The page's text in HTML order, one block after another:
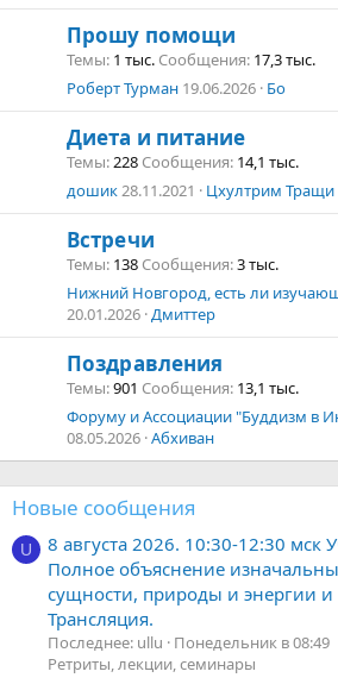
Прошу помощи
Темы 1 тыс. Сообщения 17,3 тыс.
Роберт Турман 19.06.2026 Бо
Диета и питание
Темы 228 Сообщения 14,1 тыс.
дошик28.11.2021 Цхултрим Тращи
Встречи
Темы 138 Сообщения 3 тыс.
Нижний Новгород, есть ли
20.01.2026 Дмиттер
Поздравления
Темы 901 Сообщения 13,1 тыс.
Форуму и Ассоциации "Буддизм в
08.05.2026 Абхиван
Новые сообщения
U
8 августа 2026. 10:30-12:30 мск
Полное объяснение
сущности, природы и энергии и
Трансляция.
Последнее: ullu
Понедельник в 08:49
Ретриты, лекции, семинары